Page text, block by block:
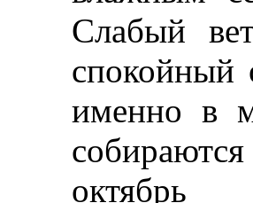
Слабый
спокойный
именно в
октябрь